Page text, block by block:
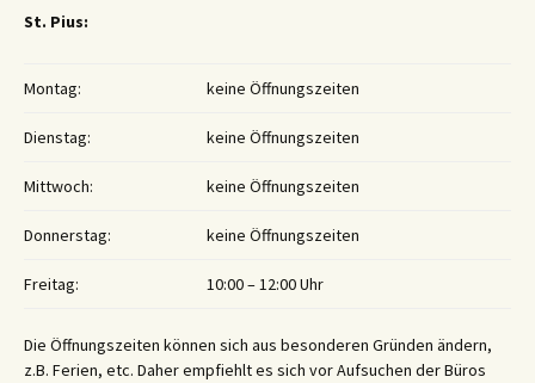
St. Pius:
Montag: keine Öffnungszeiten
Dienstag: keine Öffnungszeiten
Mittwoch: keine Öffnungszeiten
Donnerstag: keine Öffnungszeiten
Freitag: 10:00 – 12:00 Uhr
Die Öffnungszeiten können sich aus besonderen Gründen ändern,
z.B. Ferien, etc. Daher empfiehlt es sich vor Aufsuchen der Büros